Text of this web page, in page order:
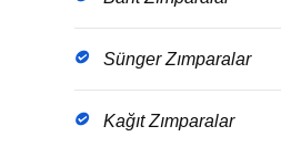
Sünger Zımparalar
Kağıt Zımparalar